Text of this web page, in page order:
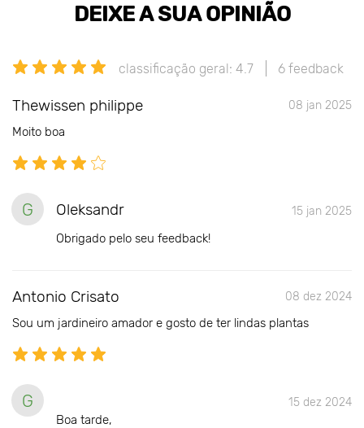
DEIXE A SUA OPINIÃO
classificação geral: 4.7 6 feedback
Thewissen philippe 08 jan 2025
Moito boa
G Oleksandr 15 jan 2025
Obrigado pelo seu feedback!
Antonio Crisato 08 dez 2024
Sou um jardineiro amador e gosto de ter lindas plantas
G 15 dez 2024
Boa tarde,